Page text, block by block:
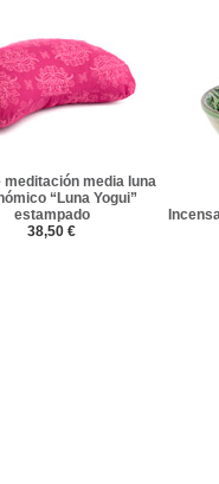
meditación media luna
“Luna Yogui”
estampado
38,50 €